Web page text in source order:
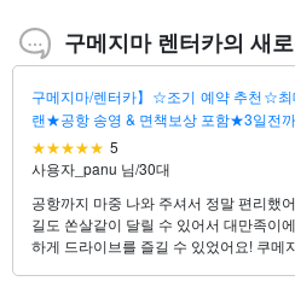
구메지마 렌터카의 새
구메지마/렌터카】☆조기 예약 추천☆최
랜★공항 송영 & 면책보상 포함★3일전
5
사용자_panu 님/30대
공항까지 마중 나와 주셔서 정말 편리했
길도 쏜살같이 달릴 수 있어서 대만족이
하게 드라이브를 즐길 수 있었어요! 쿠메